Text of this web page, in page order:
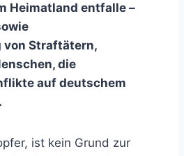
Heimatland entfalle –
von Straftätern,
die
auf deutschem
ist kein Grund zur